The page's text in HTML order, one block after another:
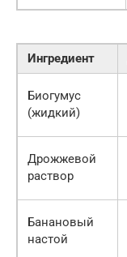
Ингредиент
Биогумус
(жидкий)
Дрожжевой
раствор
Банановый
настой